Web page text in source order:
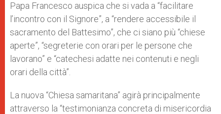
Papa Francesco auspica che si vada a “facilitare
l’incontro con il Signore”, a “rendere accessibile il
sacramento del Battesimo”, che ci siano più “chiese
aperte”, “segreterie con orari per le persone che
lavorano” e “catechesi adatte nei contenuti e negli
orari della città”.
La nuova “Chiesa samaritana” agirà principalmente
attraverso la “testimonianza concreta di misericordia